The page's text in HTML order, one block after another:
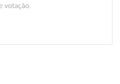
votação.